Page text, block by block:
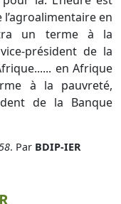
en
un terme à la
président de la
en Afrique
à la pauvreté,
de la Banque
. Par BDIP-IER